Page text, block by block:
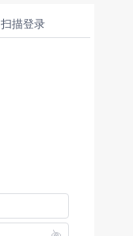
扫描登录